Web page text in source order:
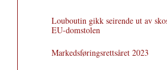
Louboutin gikk seirende ut av
EU-domstolen
Markedsføringsrettsåret 2023